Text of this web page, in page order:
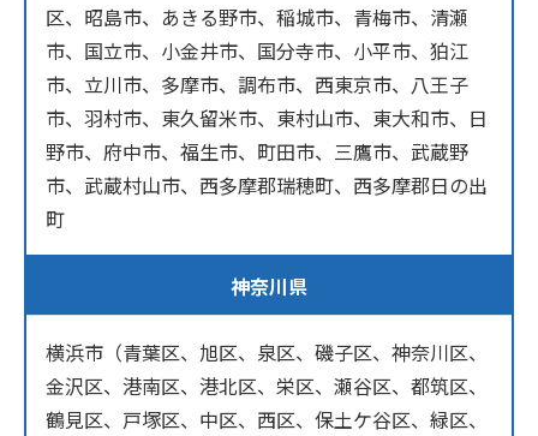
区、昭島市、あきる野市、稲城市、青梅市、清瀬
市、国立市、小金井市、国分寺市、小平市、狛江
市、立川市、多摩市、調布市、西東京市、八王子
市、羽村市、東久留米市、東村山市、東大和市、日
野市、府中市、福生市、町田市、三鷹市、武蔵野
市、武蔵村山市、西多摩郡瑞穂町、西多摩郡日の出
町
神奈川県
横浜市（青葉区、旭区、泉区、磯子区、神奈川区、
金沢区、港南区、港北区、栄区、瀬谷区、都筑区、
鶴見区、戸塚区、中区、西区、保土ケ谷区、緑区、